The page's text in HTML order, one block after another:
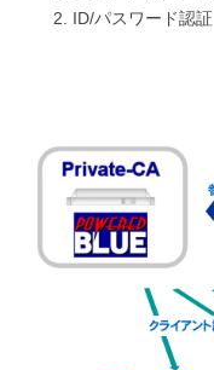
ID/パスワード認証